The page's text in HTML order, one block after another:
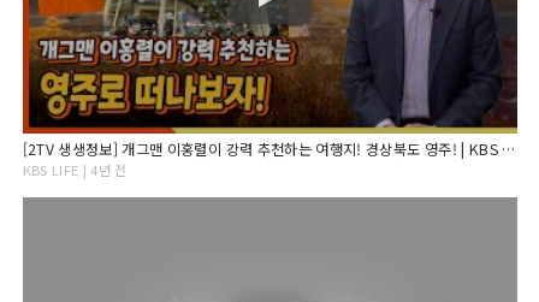
[2TV 생생정보] 개그맨 이홍렬이 강력 추천하는 여행지! 경상북도 영주! | KBS 220228 방송
KBS LIFE | 4년 전